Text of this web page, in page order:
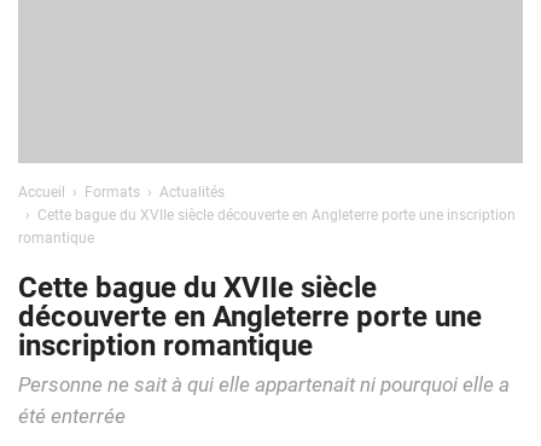
Accueil Formats
Actualités
Cette bague du XVIIe siècle découverte en Angleterre porte une inscription
romantique
Cette bague du XVIIe siècle
découverte en Angleterre porte une
inscription romantique
Personne ne sait à qui elle appartenait ni pourquoi elle a
été enterrée